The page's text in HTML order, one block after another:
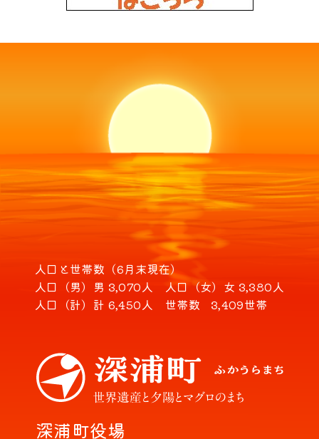
深浦町役場
人口と世帯数（6月末現在）
人口（男） 男 3,070人 人口（女） 女 3,380人
人口（計） 計 6,450人 世帯数 3,409世帯